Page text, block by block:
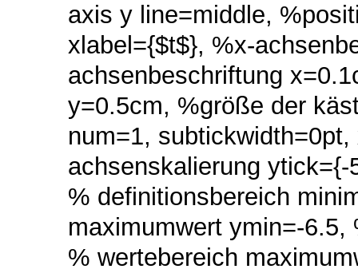
axis y line=middle,
xlabel={$t$}, %x-
achsenbeschriftung
y=0.5cm, %größe der
num=1,
achsenskalierung
% definitionsbereich
maximumwert ymin=-
% wertebereich